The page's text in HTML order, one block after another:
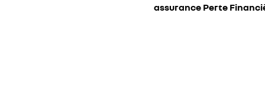
assurance Perte